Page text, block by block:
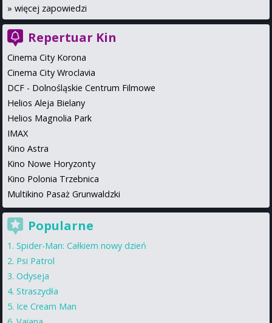
» więcej zapowiedzi
Repertuar Kin
Cinema City Korona
Cinema City Wroclavia
DCF - Dolnośląskie Centrum Filmowe
Helios Aleja Bielany
Helios Magnolia Park
IMAX
Kino Astra
Kino Nowe Horyzonty
Kino Polonia Trzebnica
Multikino Pasaż Grunwaldzki
Popularne
Spider-Man: Całkiem nowy dzień
Psi Patrol
Odyseja
Straszydła
Ice Cream Man